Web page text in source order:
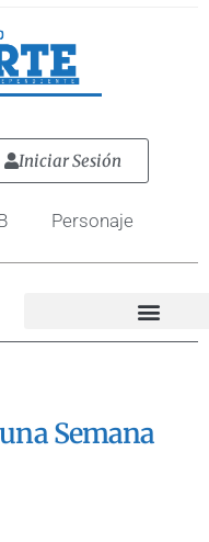
Iniciar Sesión
Personaje
Semana